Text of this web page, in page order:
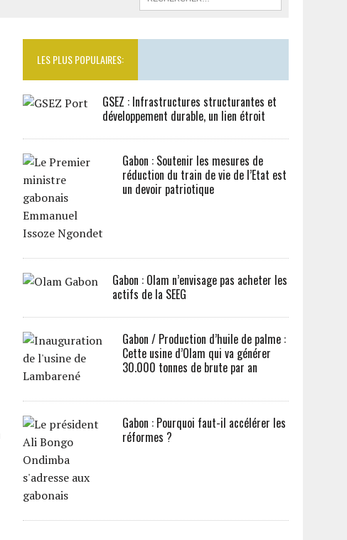
LES PLUS POPULAIRES:
GSEZ : Infrastructures structurantes et
développement durable, un lien étroit
Gabon : Soutenir les mesures de
réduction du train de vie de l’Etat est
un devoir patriotique
Gabon : Olam n’envisage pas acheter les
actifs de la SEEG
Gabon / Production d’huile de palme :
Cette usine d’Olam qui va générer
30.000 tonnes de brute par an
Gabon : Pourquoi faut-il accélérer les
réformes ?